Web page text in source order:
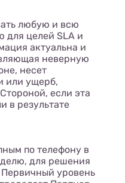
любую и всю
целей SLA и
актуальна и
неверную
несет
или ущерб,
если эта
в результате
по телефону в
для решения
уровень